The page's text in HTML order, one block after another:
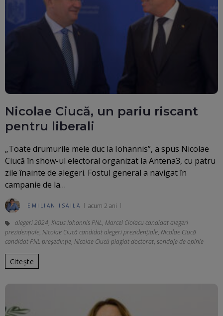
Nicolae Ciucă, un pariu riscant
pentru liberali
„Toate drumurile mele duc la Iohannis”, a spus Nicolae
Ciucă în show-ul electoral organizat la Antena3, cu patru
zile înainte de alegeri. Fostul general a navigat în
campanie de la…
EMILIAN ISAILĂ acum 2 ani
alegeri 2024, Klaus Iohannis PNL, Marcel Ciolacu candidat alegeri
prezidențiale, Nicolae Ciucă candidat alegeri prezidențiale, Nicolae Ciucă
candidat PNL președinție, Nicolae Ciucă plagiat doctorat, sondaje de opinie
Citește